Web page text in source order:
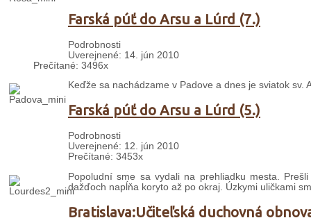
Farská púť do Arsu a Lúrd (7.)
Podrobnosti
Uverejnené: 14. jún 2010
Prečítané: 3496x
Keďže sa nachádzame v Padove a dnes je sviatok
Farská púť do Arsu a Lúrd (5.)
Podrobnosti
Uverejnené: 12. jún 2010
Prečítané: 3453x
Popoludní sme sa vydali na prehliadku mesta.
dažďoch napĺňa koryto až po okraj. Úzkymi uličkami
Bratislava:Učiteľská duchovná